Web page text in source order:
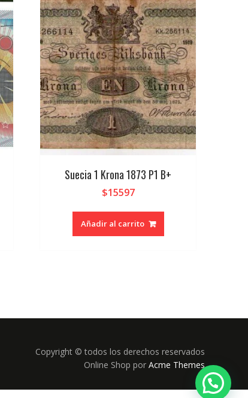
Suecia 1 Krona 1873 P1 B+
$15597
Añadir al carrito
Copyright © todos los derechos reservados
Online Shop por Acme Themes